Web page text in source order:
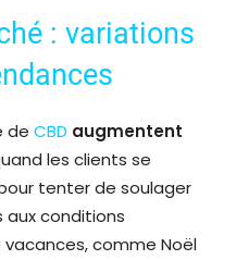
: variations
de CBD augmentent
les clients se
tenter de soulager
aux conditions
vacances, comme Noël